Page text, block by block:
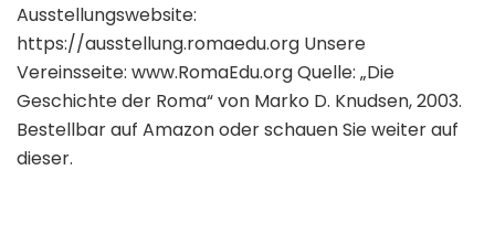
Ausstellungswebsite:
https://ausstellung.romaedu.org Unsere
Vereinsseite: www.RomaEdu.org Quelle: „Die
Geschichte der Roma“ von Marko D. Knudsen, 2003.
Bestellbar auf Amazon oder schauen Sie weiter auf
dieser.